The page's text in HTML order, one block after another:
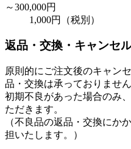
～300,000円
1,000円
（税別）
返品・交換・キャンセ
原則的にご注文後のキャン
品・交換は承っておりません
初期不良があった場合のみ
ただきます。
（不良品の返品・交換にか
担いたします。）